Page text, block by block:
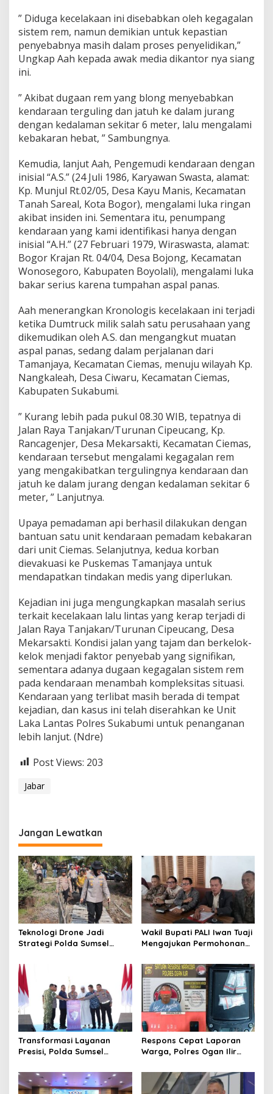
v
a
k
u
a
o
l
i
s
k
e
P
u
s
k
e
s
m
a
s
” Diduga kecelakaan ini disebabkan oleh kegagalan
sistem rem, namun demikian untuk kepastian
penyebabnya masih dalam proses penyelidikan,”
Ungkap Aah kepada awak media dikantor nya siang
ini.
” Akibat dugaan rem yang blong menyebabkan
kendaraan terguling dan jatuh ke dalam jurang
dengan kedalaman sekitar 6 meter, lalu mengalami
kebakaran hebat, ” Sambungnya.
Kemudia, lanjut Aah, Pengemudi kendaraan dengan
inisial “A.S.” (24 Juli 1986, Karyawan Swasta, alamat:
Kp. Munjul Rt.02/05, Desa Kayu Manis, Kecamatan
Tanah Sareal, Kota Bogor), mengalami luka ringan
akibat insiden ini. Sementara itu, penumpang
kendaraan yang kami identifikasi hanya dengan
inisial “A.H.” (27 Februari 1979, Wiraswasta, alamat:
Bogor Krajan Rt. 04/04, Desa Bojong, Kecamatan
Wonosegoro, Kabupaten Boyolali), mengalami luka
bakar serius karena tumpahan aspal panas.
Aah menerangkan Kronologis kecelakaan ini terjadi
ketika Dumtruck milik salah satu perusahaan yang
dikemudikan oleh A.S. dan mengangkut muatan
aspal panas, sedang dalam perjalanan dari
Tamanjaya, Kecamatan Ciemas, menuju wilayah Kp.
Nangkaleah, Desa Ciwaru, Kecamatan Ciemas,
Kabupaten Sukabumi.
” Kurang lebih pada pukul 08.30 WIB, tepatnya di
Jalan Raya Tanjakan/Turunan Cipeucang, Kp.
Rancagenjer, Desa Mekarsakti, Kecamatan Ciemas,
kendaraan tersebut mengalami kegagalan rem
yang mengakibatkan tergulingnya kendaraan dan
jatuh ke dalam jurang dengan kedalaman sekitar 6
meter, ” Lanjutnya.
Upaya pemadaman api berhasil dilakukan dengan
bantuan satu unit kendaraan pemadam kebakaran
dari unit Ciemas. Selanjutnya, kedua korban
dievakuasi ke Puskemas Tamanjaya untuk
mendapatkan tindakan medis yang diperlukan.
Kejadian ini juga mengungkapkan masalah serius
terkait kecelakaan lalu lintas yang kerap terjadi di
Jalan Raya Tanjakan/Turunan Cipeucang, Desa
Mekarsakti. Kondisi jalan yang tajam dan berkelok-
kelok menjadi faktor penyebab yang signifikan,
sementara adanya dugaan kegagalan sistem rem
pada kendaraan menambah kompleksitas situasi.
Kendaraan yang terlibat masih berada di tempat
kejadian, dan kasus ini telah diserahkan ke Unit
Laka Lantas Polres Sukabumi untuk penanganan
lebih lanjut. (Ndre)
Post Views: 203
Jabar
Jangan Lewatkan
Teknologi Drone Jadi
Strategi Polda Sumsel
Wilayah Rawan Ogan Ilir
Wakil Bupati PALI Iwan Tuaji
Mengajukan Permohonan
Transformasi Layanan
Presisi, Polda Sumsel
Standar Baru Bebas Pungli
Respons Cepat Laporan
Warga, Polres Ogan Ilir
Pemulutan Selatan